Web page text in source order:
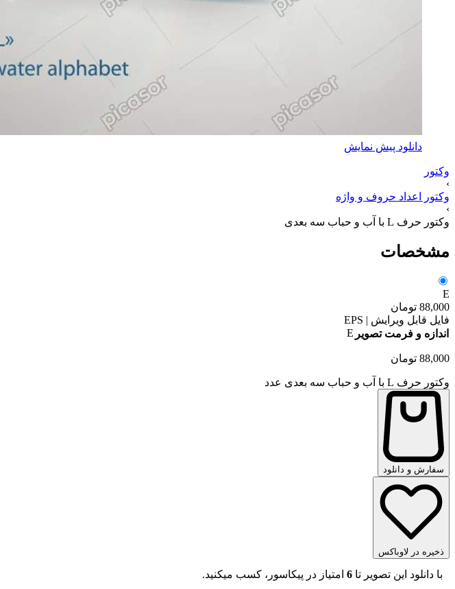
دانلود پیش نمایش
وکتور
›
وکتور اعداد حروف و واژه
›
وکتور حرف L با آب و حباب سه بعدی
مشخصات
E
88,000 تومان
فایل قابل ویرایش | EPS
اندازه و فرمت تصویر E
88,000 تومان
وکتور حرف L با آب و حباب سه بعدی عدد
سفارش و دانلود
ذخیره در لاوباکس
با دانلود این تصویر تا 6 امتیاز در پیکاسور، کسب میکنید.